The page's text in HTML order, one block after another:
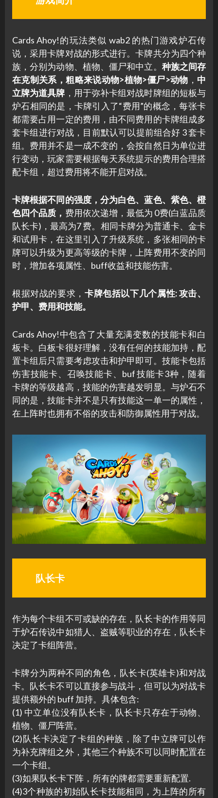
Cards Ahoy!的玩法类似 wab2 的热门游戏炉石传
说，采用卡牌对战的形式进行。卡牌共分为四个种
族，分别为动物、植物、僵尸和中立。 种族之间存
在克制关系，粗略来说动物>植物>僵尸>动物 ， 中
立牌为道具牌 ，用于弥补卡组对战时牌组的短板与
炉石相同的是，卡牌引入了“费用”的概念，每张卡
都需要占用一定的费用，由不同费用的卡牌组成多
套卡组进行对战，目前默认可以提前组合好 3 套卡
组。费用并不是一成不变的，会按自然日为单位进
行变动，玩家需要根据每天系统提示的费用合理搭
配卡组，超过费用将不能开启对战。
卡牌根据不同的强度，分为白色、蓝色、紫色、橙
色四个品质， 费用依次递增，最低为 0费(白蓝品质
队长卡)，最高为7 费。相同卡牌分为普通卡、金卡
和试用卡，在这里引入了升级系统，多张相同的卡
牌可以升级为更高等级的卡牌，上阵费用不变的同
时，增加各项属性、buff收益和技能伤害。
根据对战的要求， 卡牌包括以下几个属性: 攻击、
护甲、费用和技能。
Cards Ahoy!中包含了大量充满变数的技能卡和白
板卡。白板卡很好理解，没有任何的技能加持，配
置卡组后只需要考虑攻击和护甲即可。技能卡包括
伤害技能卡、召唤技能卡、buf 技能卡3种，随着
卡牌的等级越高，技能的伤害越发明显。与炉石不
同的是，技能卡并不是只有技能这一单一的属性，
在上阵时也拥有不俗的攻击和防御属性用于对战。
队长卡
作为每个卡组不可或缺的存在，队长卡的作用等同
于炉石传说中如猎人、盗贼等职业的存在，队长卡
决定了卡组阵营。
卡牌分为两种不同的角色，队长卡(英雄卡)和对战
卡。队长卡不可以直接参与战斗，但可以为对战卡
提供额外的 buff 加持。具体包含:
(1) 中立单位没有队长卡，队长卡只存在于动物、
植物、僵尸阵营。
(2)队长卡决定了卡组的种族，除了中立牌可以作
为补充牌组之外，其他三个种族不可以同时配置在
一个卡组。
(3)如果队长卡下阵，所有的牌都需要重新配置.
(4)3个种族的初始队长卡技能相同，为上阵的所有